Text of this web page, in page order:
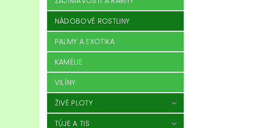
NÁDOBOVÉ ROSTLINY
PALMY A EXOTIKA
KAMÉLIE
VILÍNY
ŽIVÉ PLOTY
TÚJE A TIS